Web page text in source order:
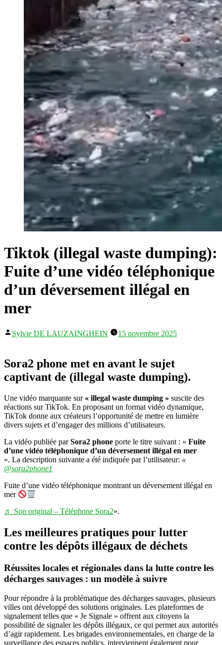
Tiktok (illegal waste dumping):
Fuite d’une vidéo téléphonique
d’un déversement illégal en
mer
Publié
Sylvie DE LAUZAINGHEIN 15 novembre 2025
Sora2 phone met en avant le sujet
captivant de (illegal waste dumping).
Une vidéo marquante sur « illegal waste dumping » suscite des
réactions sur TikTok. En proposant un format vidéo dynamique,
TikTok donne aux créateurs l’opportunité de mettre en lumière
divers sujets et d’engager des millions d’utilisateurs.
La vidéo publiée parSora2 phone porte le titre suivant : « Fuite
d’une vidéo téléphonique d’un déversement illégal en mer
». La description suivante a été indiquée par l’utilisateur: «
@sora2phone1
Fuite d’une vidéo téléphonique montrant un déversement illégal en
mer
♬ Son original – Téléphone Sora2».
Les meilleures pratiques pour lutter
contre les dépôts illégaux de déchets
Réussites locales et régionales dans la lutte contre les
décharges sauvages : un modèle à suivre
Pour répondre à la problématique des décharges sauvages, plusieurs
villes ont développé des solutions originales. Les plateformes de
signalement telles que « Je Signale » offrent aux citoyens la
possibilité de signaler les dépôts illégaux, ce qui permet aux autorités
d’agir rapidement. Les brigades environnementales, en charge de la
surveillance des espaces publics, interviennent également pour